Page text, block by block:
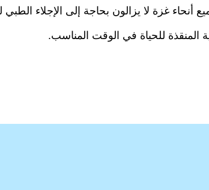
هناك ما لا يقل عن 12,000 مريض في جميع أنحاء غزة لا يزالون
المنقذة للحياة في الوقت المناسب.